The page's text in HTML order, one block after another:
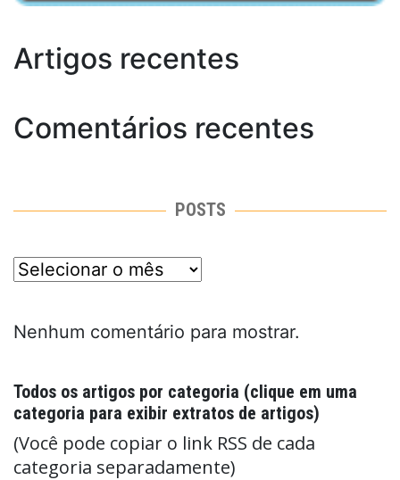
Artigos recentes
Comentários recentes
POSTS
posts
Nenhum comentário para mostrar.
Todos os artigos por categoria (clique em uma
categoria para exibir extratos de artigos)
(Você pode copiar o link RSS de cada
categoria separadamente)